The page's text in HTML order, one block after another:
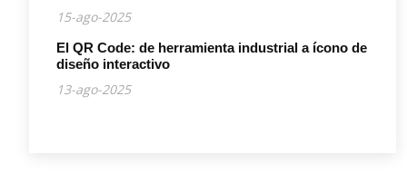
15-ago-2025
El QR Code: de herramienta industrial a ícono de
diseño interactivo
13-ago-2025